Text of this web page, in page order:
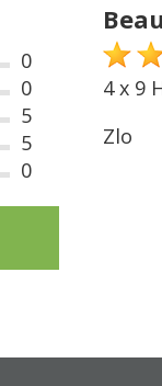
0
0
5
5
0
4 x 9
Zlo